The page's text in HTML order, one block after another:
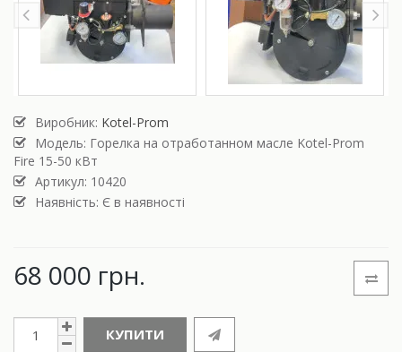
Виробник: Kotel-Prom
Модель: Горелка на отработанном масле Kotel-Prom
Fire 15-50 кВт
Артикул: 10420
Наявність: Є в наявності
68 000 грн.
КУПИТИ